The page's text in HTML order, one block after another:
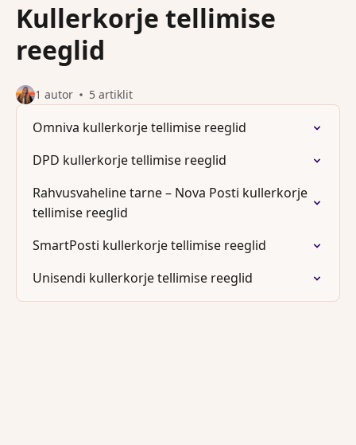
Kullerkorje tellimise
reeglid
1 autor 5 artiklit
Omniva kullerkorje tellimise reeglid
DPD kullerkorje tellimise reeglid
Rahvusvaheline tarne – Nova Posti kullerkorje
tellimise reeglid
SmartPosti kullerkorje tellimise reeglid
Unisendi kullerkorje tellimise reeglid